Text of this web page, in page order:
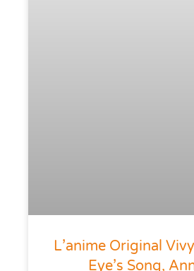
L’anime Original
Eye’s Song,